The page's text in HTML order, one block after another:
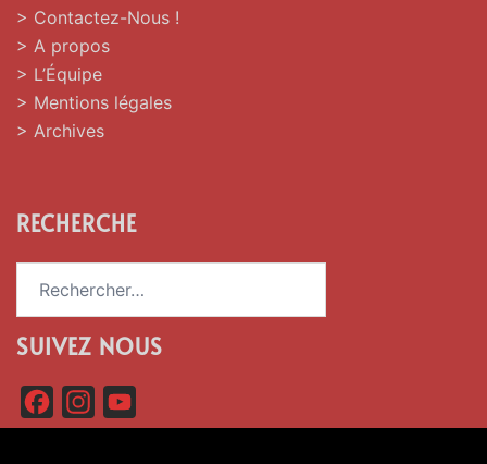
> Contactez-Nous !
> A propos
> L’Équipe
> Mentions légales
> Archives
RECHERCHE
SUIVEZ NOUS
a
n
o